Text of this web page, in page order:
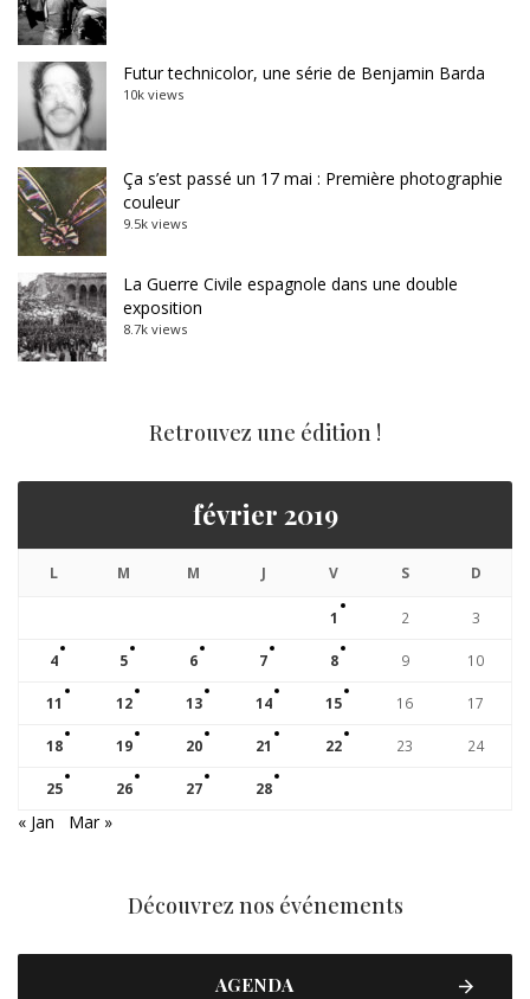
Futur technicolor, une série de Benjamin Barda
10k views
Ça s’est passé un 17 mai : Première photographie
couleur
9.5k views
La Guerre Civile espagnole dans une double
exposition
8.7k views
Retrouvez une édition !
février 2019
L M M J V S D
1 2 3
4 5 6 7 8 9 10
11 12 13 14 15 16 17
18 19 20 21 22 23 24
25 26 27 28
« Jan Mar »
Découvrez nos événements
AGENDA